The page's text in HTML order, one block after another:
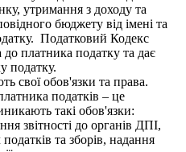
утримання з доходу та
бюджету від імені та
Податковий Кодекс
платника податку та дає
податку.
свої обов'язки та права.
податків – це
такі обов'язки:
звітності до органів ДПІ,
та зборів, надання